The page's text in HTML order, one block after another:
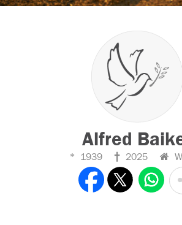
Alfred
1939 2025